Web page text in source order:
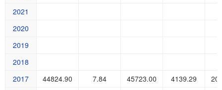
2021
2020
2019
2018
2017
44824.90 7.84 45723.00 4139.29